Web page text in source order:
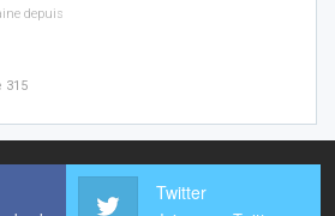
depuis
315
Twitter